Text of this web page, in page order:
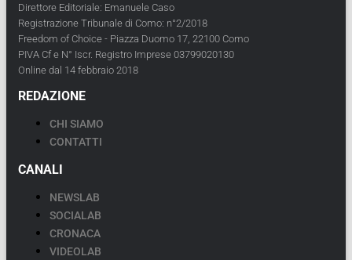
Direttore Editoriale: Emanuele Caso
Registrazione Tribunale di Como: n°2/2018
Freedom of Choice - Piazza Duomo 17, 22100 Como
PIVA Cf e N° Iscr. Registro Imprese 03799020130
Online dal 14 febbraio 2018
REDAZIONE
CHI SIAMO
CONTATTI
CANALI
NEWSLAB
SOCIALAB
CRONACA
VIDEOLAB